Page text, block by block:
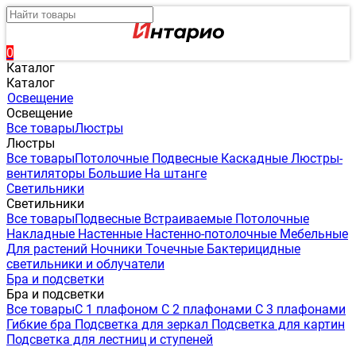
0
Каталог
Каталог
Освещение
Освещение
Все товарыЛюстры
Люстры
Все товарыПотолочные Подвесные Каскадные Люстры-
вентиляторы Большие На штанге
Светильники
Светильники
Все товарыПодвесные Встраиваемые Потолочные
Накладные Настенные Настенно-потолочные Мебельные
Для растений Ночники Точечные Бактерицидные
светильники и облучатели
Бра и подсветки
Бра и подсветки
Все товарыС 1 плафоном С 2 плафонами С 3 плафонами
Гибкие бра Подсветка для зеркал Подсветка для картин
Подсветка для лестниц и ступеней